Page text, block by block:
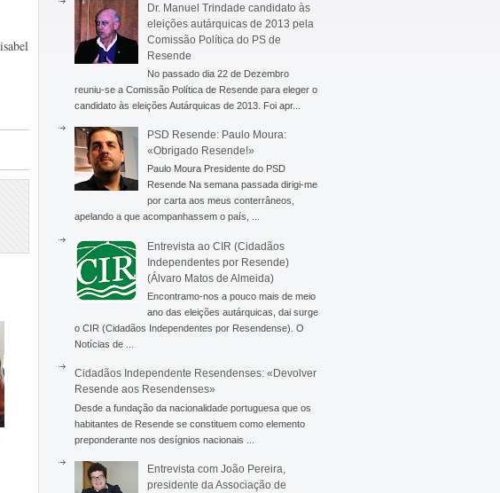
Dr. Manuel Trindade candidato às
eleições autárquicas de 2013 pela
Comissão Política do PS de
Resende
No passado dia 22 de Dezembro
reuniu-se a Comissão Política de Resende para eleger o
candidato às eleições Autárquicas de 2013. Foi apr...
PSD Resende: Paulo Moura:
«Obrigado Resende!»
Paulo Moura Presidente do PSD
Resende Na semana passada dirigi-me
por carta aos meus conterrâneos,
apelando a que acompanhassem o país, ...
Entrevista ao CIR (Cidadãos
Independentes por Resende)
(Álvaro Matos de Almeida)
Encontramo-nos a pouco mais de meio
ano das eleições autárquicas, dai surge
o CIR (Cidadãos Independentes por Resendense). O
Notícias de ...
Cidadãos Independente Resendenses: «Devolver
Resende aos Resendenses»
Desde a fundação da nacionalidade portuguesa que os
habitantes de Resende se constituem como elemento
preponderante nos desígnios nacionais ...
Entrevista com João Pereira,
presidente da Associação de